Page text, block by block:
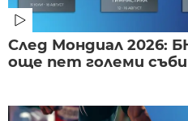
След Мондиал 2026:
още пет големи